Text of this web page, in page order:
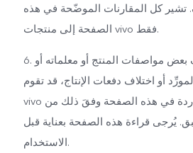
تشير كل المقارنات الموضّحة في هذه
الصفحة إلى منتجات vivo فقط.
6. نظرًا إلى إمكانية اختلاف بعض مواصفات المنتج أو معلماته أو
أو اختلاف دفعات الإنتاج، قد تقوم
vivo بتحديث الأوصاف الواردة في هذه الصفحة وفقَ ذلك من
يُرجى قراءة هذه الصفحة بعناية قبل
الاستخدام.